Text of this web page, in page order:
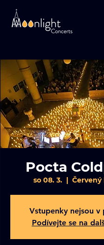
Pocta
so 08. 3.
  |
Červený
Vstupenky nejsou v
Podívejte se na